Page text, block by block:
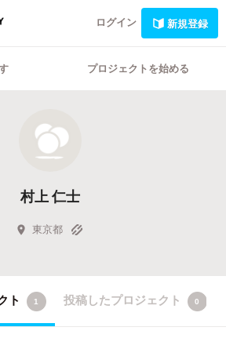
ログイン 新規登録
プロジェクトを始める
村上 仁士
東京都
ト 1 投稿したプロジェクト 0